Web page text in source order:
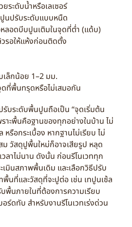
ระดับน้ำหรือเลเซอร์
นปรับระดับแบบหนืด
ลอดบีบปูนเติมในจุดที่ต่ำ (แด้บ)
วรอให้แห้งก่อนติดตั้ง
ล็กน้อย 1–2 มม.
ดที่พื้นทรุดหรือไม่เสมอกัน
นปูนถือเป็น “จุดเริ่มต้น
ราะพื้นคือฐานของทุกอย่างในบ้าน ไม่
หรือกระเบื้อง หากฐานไม่เรียบ ไม่
วัสดุปูพื้นใหม่ก็อาจเสียรูป หลุด
วลาไม่นาน ดังนั้น ก่อนรีโนเวททุก
เมินสภาพพื้นเดิม และเลือกวิธีปรับ
พื้นที่และวัสดุที่จะปูต่อ เช่น เทปูนเซ้ล
พื้นภายในที่ต้องการความเรียบ
ร์ดทับ สำหรับงานรีโนเวทเร่งด่วน